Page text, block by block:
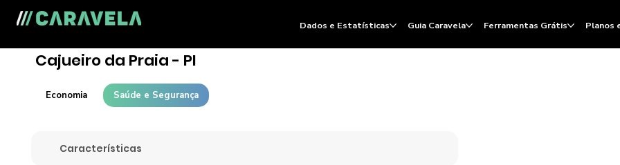
Características
Economia Saúde e Segurança
Cajueiro da Praia - PI
Dados e Estatísticas Guia Caravela Ferramentas Grátis Planos